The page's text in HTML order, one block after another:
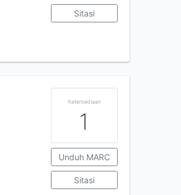
Sitasi
Ketersediaan
1
Unduh MARC
Sitasi